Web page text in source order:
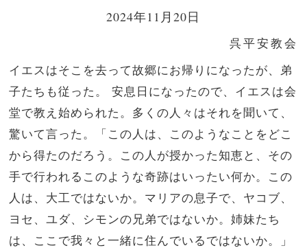
2024年11月20日
呉平安教会
イエスはそこを去って故郷にお帰りになったが、弟
子たちも従った。
安息日になったので、イエスは会
堂で教え始められた。多くの人々はそれを聞いて、
驚いて言った。「この人は、このようなことをどこ
から得たのだろう。この人が授かった知恵と、その
手で行われるこのような奇跡はいったい何か。 この
人は、大工ではないか。マリアの息子で、ヤコブ、
ヨセ、ユダ、シモンの兄弟ではないか。姉妹たち
は、ここで我々と一緒に住んでいるではないか。」